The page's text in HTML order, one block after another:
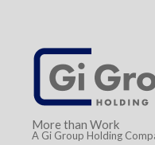
More than Work
A Gi Group Holding